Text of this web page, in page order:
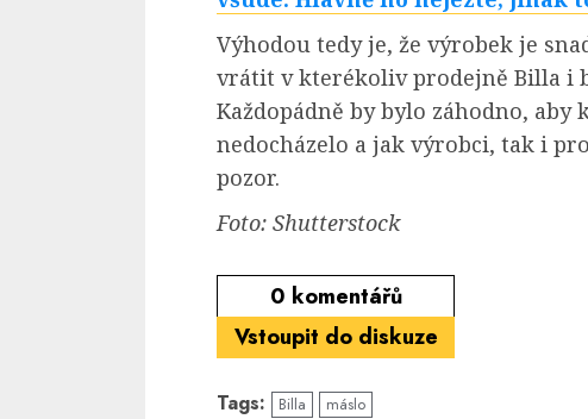
Výhodou tedy je, že výrobek je
vrátit v kterékoliv prodejně Billa i
Každopádně by bylo záhodno,
nedocházelo a jak výrobci, tak i
pozor.
Foto: Shutterstock
0 komentářů
Vstoupit do diskuze
Tags: Billa máslo